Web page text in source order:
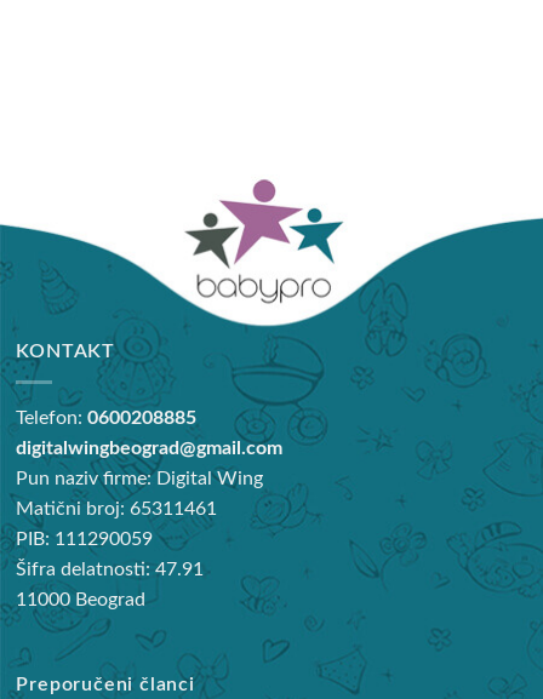
KONTAKT
Telefon:0600208885
digitalwingbeograd@gmail.com
Pun naziv firme: Digital Wing
Matični broj: 65311461
PIB: 111290059
Šifra delatnosti: 47.91
11000 Beograd
Preporučeni članci